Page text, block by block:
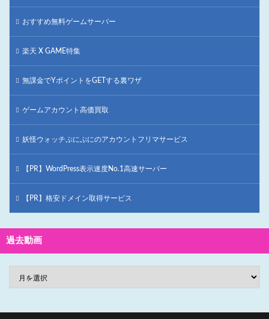
おすすめ無料ゲームサーバー
楽天 X GAME特集
無課金でYポイントをGETする裏ワザ
ゲームアカウント高価買取
妖怪ウォッチぷにぷにのアカウントフリマサービス
【PR】WordPress表示速度No.1高速サーバー
【PR】格安ドメイン取得サービス
過去動画